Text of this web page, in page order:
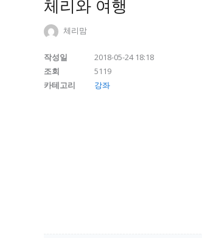
체리와 여행
체리맘
작성일
2018-05-24 18:18
조회
5119
카테고리
강좌